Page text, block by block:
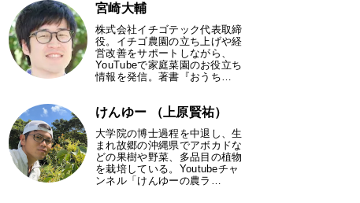
宮崎大輔
株式会社イチゴテック代表取締
役。イチゴ農園の立ち上げや経
営改善をサポートしながら、
YouTubeで家庭菜園のお役立ち
情報を発信。著書『おうち…
けんゆー （上原賢祐）
大学院の博士過程を中退し、生
まれ故郷の沖縄県でアボカドな
どの果樹や野菜、多品目の植物
を栽培している。Youtubeチャ
ンネル「けんゆーの農ラ…